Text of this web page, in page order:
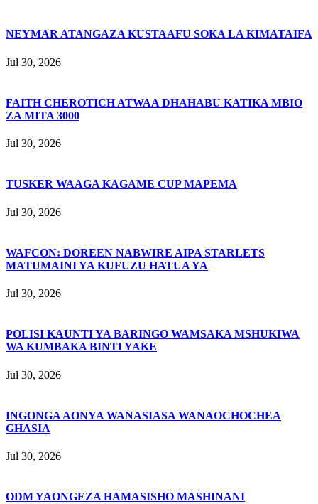
NEYMAR ATANGAZA KUSTAAFU SOKA LA KIMATAIFA
Jul 30, 2026
FAITH CHEROTICH ATWAA DHAHABU KATIKA MBIO
ZA MITA 3000
Jul 30, 2026
TUSKER WAAGA KAGAME CUP MAPEMA
Jul 30, 2026
WAFCON: DOREEN NABWIRE AIPA STARLETS
MATUMAINI YA KUFUZU HATUA YA
Jul 30, 2026
POLISI KAUNTI YA BARINGO WAMSAKA MSHUKIWA
WA KUMBAKA BINTI YAKE
Jul 30, 2026
INGONGA AONYA WANASIASA WANAOCHOCHEA
GHASIA
Jul 30, 2026
ODM YAONGEZA HAMASISHO MASHINANI